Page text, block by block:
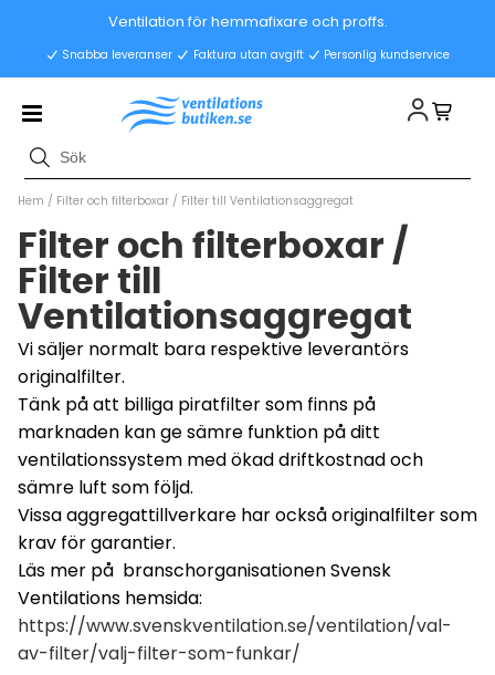
Ventilation för hemmafixare och proffs.
Snabba leveranser Faktura utan avgift Personlig kundservice
Hem / Filter och filterboxar / Filter till Ventilationsaggregat
Filter och filterboxar /
Filter till
Ventilationsaggregat
Vi säljer normalt bara respektive leverantörs
originalfilter.
Tänk på att billiga piratfilter som finns på
marknaden kan ge sämre funktion på ditt
ventilationssystem med ökad driftkostnad och
sämre luft som följd.
Vissa aggregattillverkare har också originalfilter som
krav för garantier.
Läs mer på branschorganisationen Svensk
Ventilations hemsida:
https://www.svenskventilation.se/ventilation/val-
av-filter/valj-filter-som-funkar/